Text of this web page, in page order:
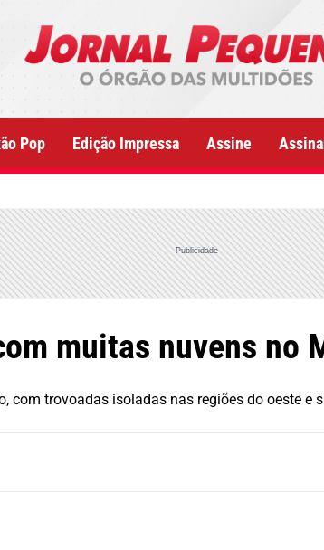
Pop Edição Impressa Assine
Publicidade
muitas nuvens no
com trovoadas isoladas nas regiões do oeste e